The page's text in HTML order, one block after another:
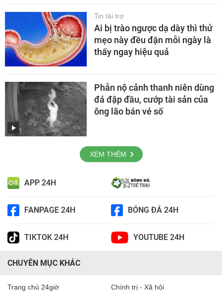
Tin tài trợ
Ai bị trào ngược dạ dày thì thử
mẹo này đều đặn mỗi ngày là
thấy ngay hiệu quả
Phẫn nộ cảnh thanh niên dùng
đá đập đầu, cướp tài sản của
ông lão bán vé số
XEM THÊM
APP 24H
FANPAGE 24H BÓNG ĐÁ 24H
TIKTOK 24H YOUTUBE 24H
CHUYÊN MỤC KHÁC
Trang chủ 24giờ Chính trị - Xã hội